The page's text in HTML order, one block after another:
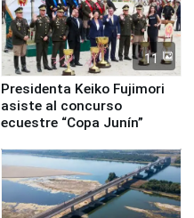
11
Presidenta Keiko Fujimori
asiste al concurso
ecuestre “Copa Junín”